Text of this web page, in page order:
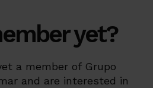
yet?
a member of Grupo
and are interested in